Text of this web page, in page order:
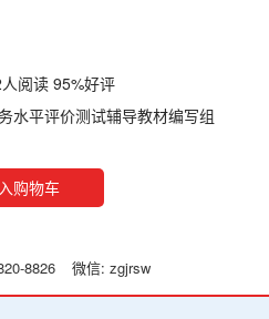
人阅读 95%好评
水平评价测试辅导教材编写组
购物车
8826 微信: zgjrsw